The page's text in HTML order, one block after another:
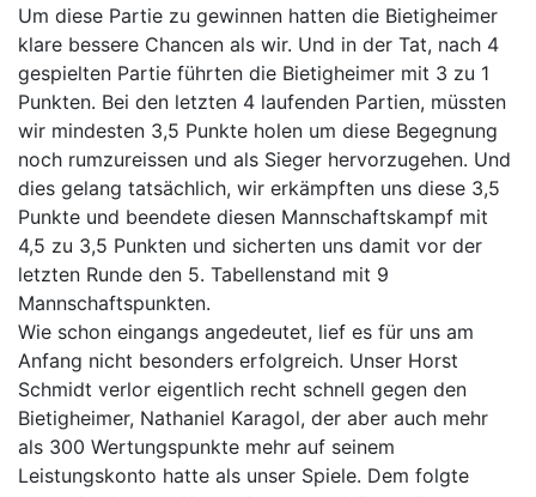
Um diese Partie zu gewinnen hatten die Bietigheimer
klare bessere Chancen als wir. Und in der Tat, nach 4
gespielten Partie führten die Bietigheimer mit 3 zu 1
Punkten. Bei den letzten 4 laufenden Partien, müssten
wir mindesten 3,5 Punkte holen um diese Begegnung
noch rumzureissen und als Sieger hervorzugehen. Und
dies gelang tatsächlich, wir erkämpften uns diese 3,5
Punkte und beendete diesen Mannschaftskampf mit
4,5 zu 3,5 Punkten und sicherten uns damit vor der
letzten Runde den 5. Tabellenstand mit 9
Mannschaftspunkten.
Wie schon eingangs angedeutet, lief es für uns am
Anfang nicht besonders erfolgreich. Unser Horst
Schmidt verlor eigentlich recht schnell gegen den
Bietigheimer, Nathaniel Karagol, der aber auch mehr
als 300 Wertungspunkte mehr auf seinem
Leistungskonto hatte als unser Spiele. Dem folgte